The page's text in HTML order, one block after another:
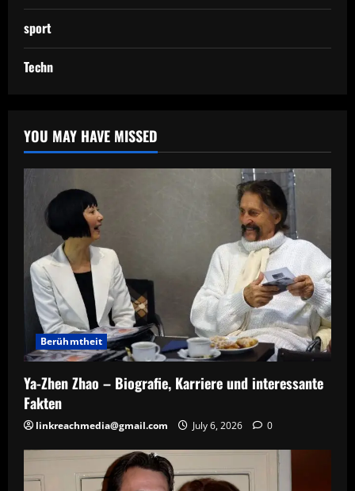
sport
Techn
YOU MAY HAVE MISSED
Berühmtheit
Ya-Zhen Zhao – Biografie, Karriere und interessante
Fakten
linkreachmedia@gmail.com July 6, 2026 0